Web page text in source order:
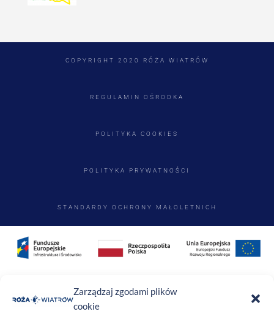
Zarządzaj zgodami plików
cookie
COPYRIGHT 2020 RÓŻA WIATRÓW
REGULAMIN OŚRODKA
POLITYKA COOKIES
POLITYKA PRYWATNOŚCI
STANDARDY OCHRONY MAŁOLETNICH